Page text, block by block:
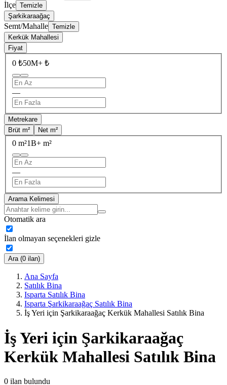
İlçe Temizle
Şarkikaraağaç
Semt/Mahalle Temizle
Kerkük Mahallesi
Fiyat
0 ₺50M+ ₺
—
Metrekare
Brüt m²
Net m²
0 m²1B+ m²
—
Arama Kelimesi
Otomatik ara
İlan olmayan seçenekleri gizle
Ara (0 ilan)
Ana Sayfa
Satılık Bina
Isparta Satılık Bina
Isparta Şarkikaraağaç Satılık Bina
İş Yeri için Şarkikaraağaç Kerkük Mahallesi Satılık Bina
İş Yeri için Şarkikaraağaç
Kerkük Mahallesi Satılık Bina
0 ilan bulundu